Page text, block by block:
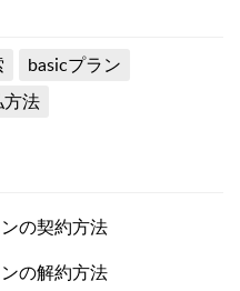
basicプラン
法
の契約方法
の解約方法